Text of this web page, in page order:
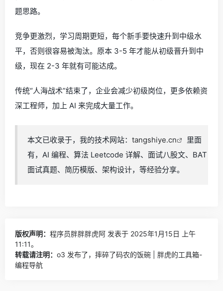
题思路。
竞争更激烈，学习周期更短，每个新手要快速升到中级水
平，否则很容易被淘汰。原本 3-5 年才能从初级晋升到中
级，现在 2-3 年就有可能达成。
传统“人海战术”结束了，企业会减少初级岗位，更多依赖资
深工程师，加上 AI 来完成大量工作。
本文已收录于，我的技术网站： tangshiye.cn
里面
有，AI 编程、算法 Leetcode 详解、面试八股文、BAT
面试真题、简历模版、架构设计，等经验分享。
版权声明： 程序员胖胖胖虎阿 发表于 2025年1月15日 上午
11:11。
转载请注明： o3 发布了，摔碎了码农的饭碗 | 胖虎的工具箱-
编程导航